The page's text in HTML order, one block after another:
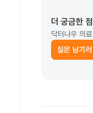
더 궁금한
닥터나우 의
질문 남기